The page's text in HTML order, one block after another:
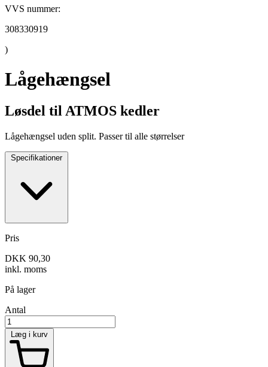
VVS nummer:
308330919
)
Lågehængsel
Løsdel til ATMOS kedler
Lågehængsel uden split. Passer til alle størrelser
Specifikationer
Pris
DKK 90,30
inkl. moms
På lager
Antal
Læg i kurv